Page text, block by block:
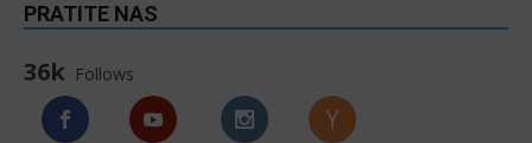
PRATITE NAS
36k Follows